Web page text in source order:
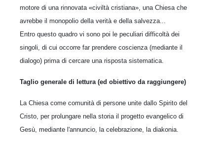
motore di una rinnovata «civiltà cristiana», una Chiesa che
avrebbe il monopolio della verità e della salvezza...
Entro questo quadro vi sono poi le peculiari difficoltà dei
singoli, di cui occorre far prendere coscienza (mediante il
dialogo) prima di cercare una risposta sistematica.
Taglio generale di lettura (ed obiettivo da raggiungere)
La Chiesa come comunità di persone unite dallo Spirito del
Cristo, per prolungare nella storia il progetto evangelico di
Gesù, mediante l'an­nuncio, la celebrazione, la diakonia.